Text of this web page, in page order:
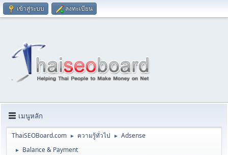
เข้าสู่ระบบ ลงทะเบียน
เมนูหลัก
ThaiSEOBoard.com ► ความรู้ทั่วไป ► Adsense
►
Balance & Payment